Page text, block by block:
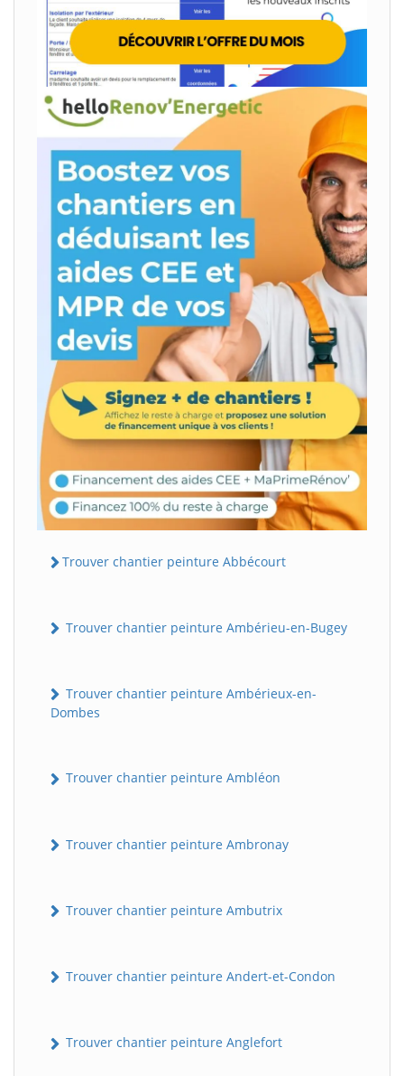
Trouver chantier peinture Abbécourt
Trouver chantier peinture Ambérieu-en-Bugey
Trouver chantier peinture Ambérieux-en-
Dombes
Trouver chantier peinture Ambléon
Trouver chantier peinture Ambronay
Trouver chantier peinture Ambutrix
Trouver chantier peinture Andert-et-Condon
Trouver chantier peinture Anglefort